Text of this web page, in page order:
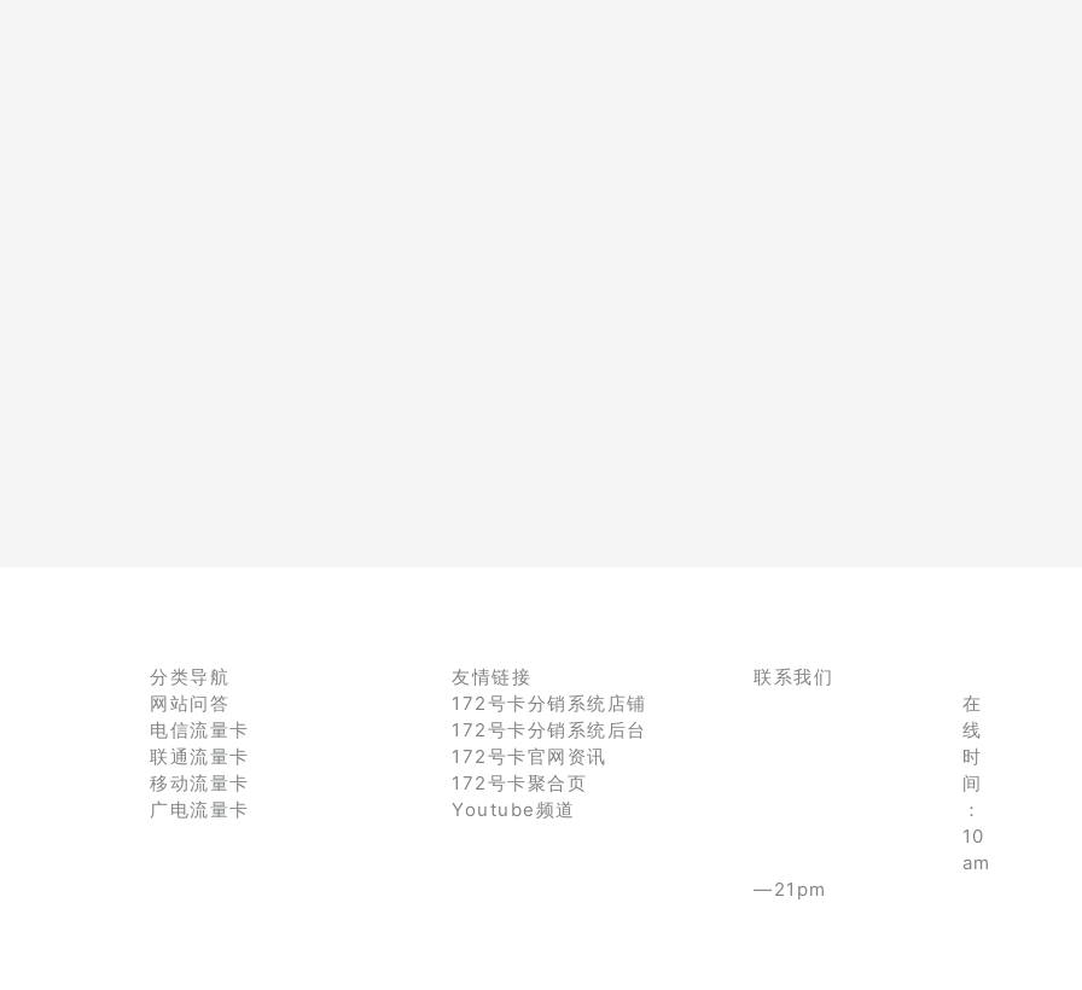
分类导航
网站问答
电信流量卡
联通流量卡
移动流量卡
广电流量卡
友情链接
172号卡分销系统店铺
172号卡分销系统后台
172号卡官网资讯
172号卡聚合页
Youtube频道
联系我们
在
线
时
间
：
10
am
—21pm